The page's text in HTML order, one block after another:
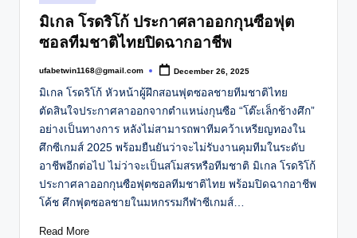
in
มิเกล โรดริโก้ ประกาศลาออกกุนซือฟุต
ซอลทีมชาติไทยปิดฉากอาชีพ
Posted
ufabetwin1168@gmail.com December 26, 2025
มิเกล โรดริโก้ หัวหน้าผู้ฝึกสอนฟุตซอลชายทีมชาติไทย
ตัดสินใจประกาศลาออกจากตำแหน่งกุนซือ “โต๊ะเล็กช้างศึก”
อย่างเป็นทางการ หลังไม่สามารถพาทีมคว้าเหรียญทองใน
ศึกซีเกมส์ 2025 พร้อมยืนยันว่าจะไม่รับงานคุมทีมในระดับ
อาชีพอีกต่อไป ไม่ว่าจะเป็นสโมสรหรือทีมชาติ มิเกล โรดริโก้
ประกาศลาออกกุนซือฟุตซอลทีมชาติไทย พร้อมปิดฉากอาชีพ
โค้ช ศึกฟุตซอลชายในมหกรรมกีฬาซีเกมส์…
Read More